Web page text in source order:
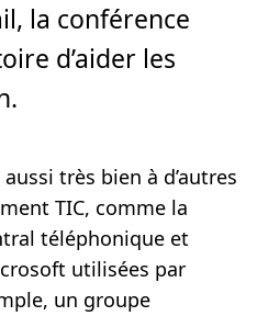
la conférence
d’aider les
très bien à d’autres
TIC, comme la
téléphonique et
utilisées par
un groupe